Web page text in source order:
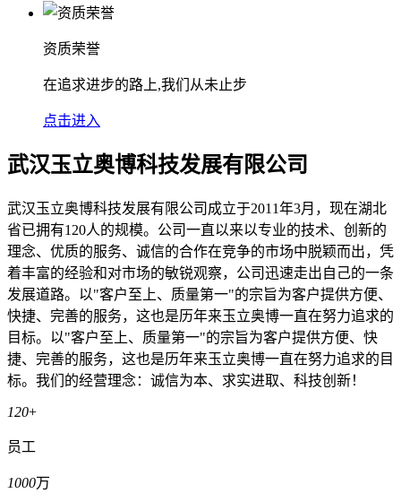
资质荣誉
在追求进步的路上,我们从未止步
点击进入
武汉玉立奥博科技发展有限公司
武汉玉立奥博科技发展有限公司成立于2011年3月，现在湖北
省已拥有120人的规模。公司一直以来以专业的技术、创新的
理念、优质的服务、诚信的合作在竞争的市场中脱颖而出，凭
着丰富的经验和对市场的敏锐观察，公司迅速走出自己的一条
发展道路。以"客户至上、质量第一"的宗旨为客户提供方便、
快捷、完善的服务，这也是历年来玉立奥博一直在努力追求的
目标。以"客户至上、质量第一"的宗旨为客户提供方便、快
捷、完善的服务，这也是历年来玉立奥博一直在努力追求的目
标。我们的经营理念：诚信为本、求实进取、科技创新！
120+
员工
1000万